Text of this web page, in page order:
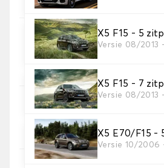
X5 F15 - 5
Versie 08/2013
X5 F15 - 7
Versie 08/2013
X5 E70/F15 -
Versie 10/2006
4. Tapijt kleuren
Kies de kleur van je tapijt ..
5. Materiaal riem
Kies het materiaal voor de riem.